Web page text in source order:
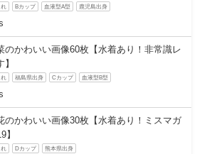
Bカップ 血液型A型 鹿児島出身
のかわいい画像60枚【水着あり！非常識レ
福島県出身 Cカップ 血液型B型
のかわいい画像30枚【水着あり！ミスマガ
】
Dカップ 熊本県出身